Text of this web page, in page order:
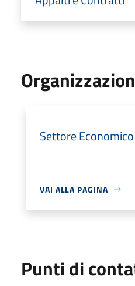
Settore
VAI ALLA PAGINA
Punti di